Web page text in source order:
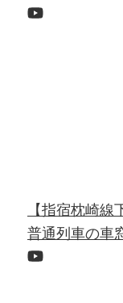
【指宿枕崎
普通列車の車